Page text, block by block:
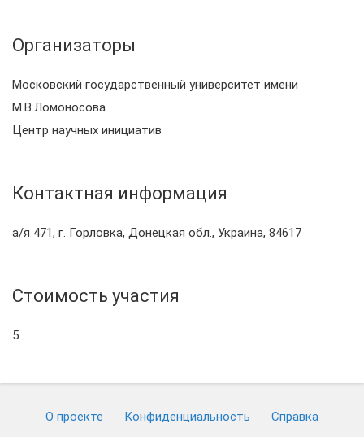
Организаторы
Московский государственный университет имени
М.В.Ломоносова
Центр научных инициатив
Контактная информация
а/я 471, г. Горловка, Донецкая обл., Украина, 84617
Стоимость участия
5
О проекте Конфиденциальность
Cправка